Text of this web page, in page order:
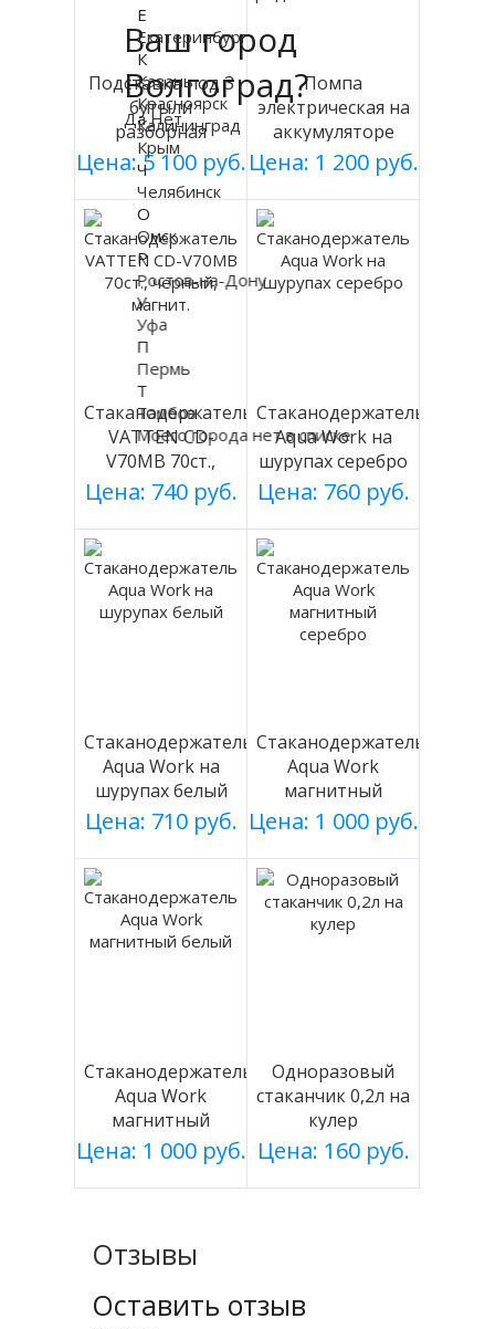
Подставка под 3
бутыли
разборная
(БЕЛАЯ), Россия
Цена: 5 100 руб.
Помпа
электрическая на
аккумуляторе
DP-MW500
Цена: 1 200 руб.
Стаканодержатель
VATTEN CD-
V70MB 70ст.,
черный, магнит.
Цена: 740 руб.
Стаканодержатель
Aqua Work на
шурупах серебро
Цена: 760 руб.
Стаканодержатель
Aqua Work на
шурупах белый
Цена: 710 руб.
Стаканодержатель
Aqua Work
магнитный
серебро
Цена: 1 000 руб.
Стаканодержатель
Aqua Work
магнитный
белый
Цена: 1 000 руб.
Одноразовый
стаканчик 0,2л на
кулер
Цена: 160 руб.
Отзывы
Оставить отзыв
Ваш город
Волгоград?
Да Нет
Е
Екатеринбург
К
Казань
Красноярск
Калининград
Крым
Ч
Челябинск
О
Омск
Р
Ростов-на-Дону
У
Уфа
П
Пермь
Т
Тамбов
Моего города нет в списке